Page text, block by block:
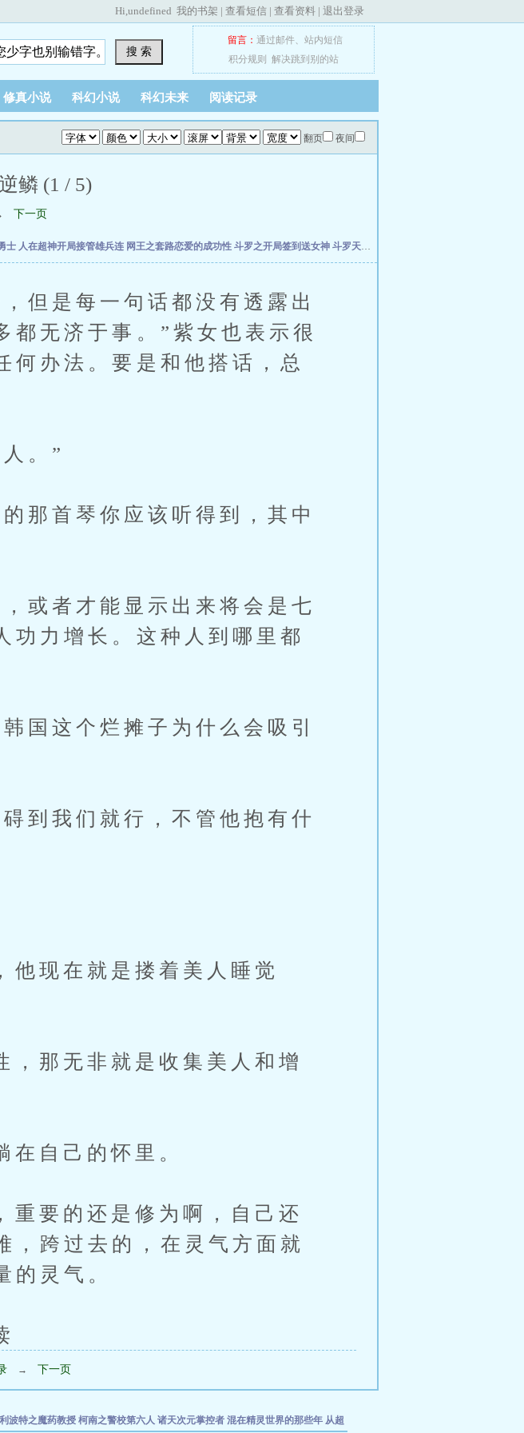
Hi,undefined 我的书架 | 查看短信 | 查看资料 | 退出登录
搜 索
留言： 通过邮件、 站内短信
积分规则
解决跳到别的站
修真小说 科幻小说 科幻未来 阅读记录
翻页 夜间
鳞 (1 / 5)
下一页
士 人在超神开局接管雄兵连 网王之套路恋爱的成功性 斗罗之开局签到送女神 斗罗天榜，我的三生武魂瞒不住了
是每一句话都没有透露出
都无济于事。”紫女也表示很
何办法。要是和他搭话，总
。”
首琴你应该听得到，其中
者才能显示出来将会是七
功力增长。这种人到哪里都
这个烂摊子为什么会吸引
我们就行，不管他抱有什
在就是搂着美人睡觉
无非就是收集美人和增
自己的怀里。
的还是修为啊，自己还
，跨过去的，在灵气方面就
的灵气。
→ 下一页
波特之魔药教授 柯南之警校第六人 诸天次元掌控者 混在精灵世界的那些年 从超